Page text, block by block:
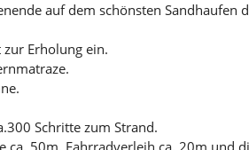
auf dem schönsten Sandhaufen
Erholung ein.
Schritte zum Strand.